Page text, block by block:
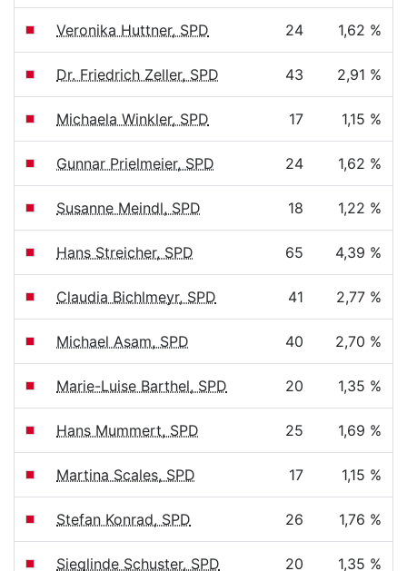
Veronika Huttner, SPD 24 1,62 %
Dr. Friedrich Zeller, SPD 43 2,91 %
Michaela Winkler, SPD 17 1,15 %
Gunnar Prielmeier, SPD 24 1,62 %
Susanne Meindl, SPD 18 1,22 %
Hans Streicher, SPD 65 4,39 %
Claudia Bichlmeyr, SPD 41 2,77 %
Michael Asam, SPD 40 2,70 %
Marie-Luise Barthel, SPD 20 1,35 %
Hans Mummert, SPD 25 1,69 %
Martina Scales, SPD 17 1,15 %
Stefan Konrad, SPD 26 1,76 %
Sieglinde Schuster, SPD 20 1,35 %